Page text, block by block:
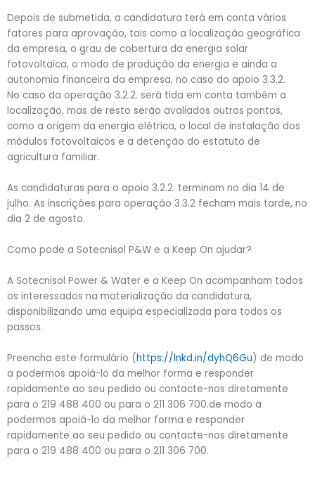
Depois de submetida, a candidatura terá em conta vários
fatores para aprovação, tais como a localização geográfica
da empresa, o grau de cobertura da energia solar
fotovoltaica, o modo de produção da energia e ainda a
autonomia financeira da empresa, no caso do apoio 3.3.2.
No caso da operação 3.2.2. será tida em conta também a
localização, mas de resto serão avaliados outros pontos,
como a origem da energia elétrica, o local de instalação dos
módulos fotovoltaicos e a detenção do estatuto de
agricultura familiar.
As candidaturas para o apoio 3.2.2. terminam no dia 14 de
julho. As inscrições para operação 3.3.2 fecham mais tarde, no
dia 2 de agosto.
Como pode a Sotecnisol P&W e a Keep On ajudar?
A Sotecnisol Power & Water e a Keep On acompanham todos
os interessados na materialização da candidatura,
disponibilizando uma equipa especializada para todos os
passos.
Preencha este formulário (https://lnkd.in/dyhQ6Gu) de modo
a podermos apoiá-lo da melhor forma e responder
rapidamente ao seu pedido ou contacte-nos diretamente
para o 219 488 400 ou para o 211 306 700.de modo a
podermos apoiá-lo da melhor forma e responder
rapidamente ao seu pedido ou contacte-nos diretamente
para o 219 488 400 ou para o 211 306 700.